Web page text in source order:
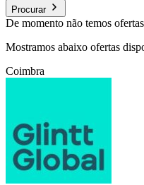
Procurar
De momento não temos
Mostramos abaixo ofertas
Coimbra